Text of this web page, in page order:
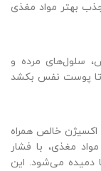
بهتر مواد مغذی
سلول‌های مرده و
پوست نفس بکشد
اکسیژن خالص همراه
مغذی، با فشار
دمیده می‌شود. این